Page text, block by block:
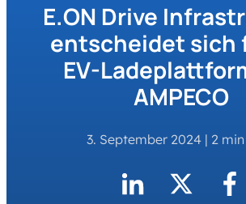
E.ON Drive
entscheidet sich
EV-
AMPECO
3. September 2024 | 2